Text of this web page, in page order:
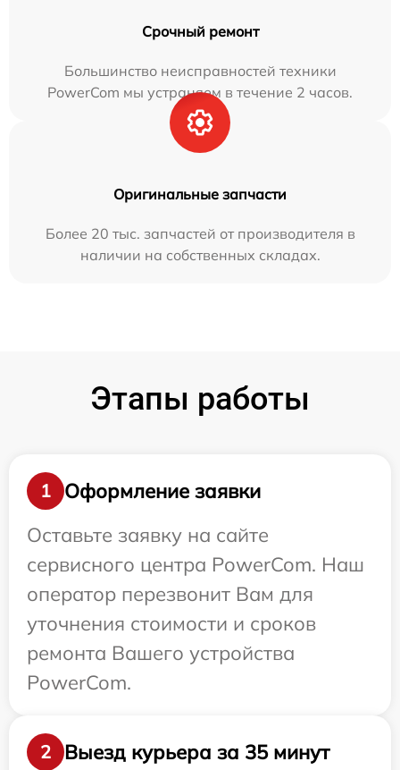
Срочный ремонт
Большинство неисправностей техники
PowerCom мы устраняем в течение 2 часов.
Оригинальные запчасти
Более 20 тыс. запчастей от производителя в
наличии на собственных складах.
Этапы работы
1
Оформление заявки
Оставьте заявку на сайте
сервисного центра PowerCom. Наш
оператор перезвонит Вам для
уточнения стоимости и сроков
ремонта Вашего устройства
PowerCom.
2 Выезд курьера за 35 минут